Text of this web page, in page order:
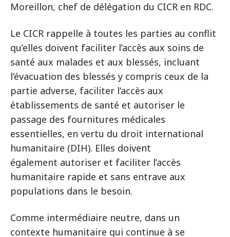
Moreillon, chef de délégation du CICR en RDC.
Le CICR rappelle à toutes les parties au conflit
qu’elles doivent faciliter l’accès aux soins de
santé aux malades et aux blessés, incluant
l’évacuation des blessés y compris ceux de la
partie adverse, faciliter l’accès aux
établissements de santé et autoriser le
passage des fournitures médicales
essentielles, en vertu du droit international
humanitaire (DIH). Elles doivent
également autoriser et faciliter l’accès
humanitaire rapide et sans entrave aux
populations dans le besoin.
Comme intermédiaire neutre, dans un
contexte humanitaire qui continue à se